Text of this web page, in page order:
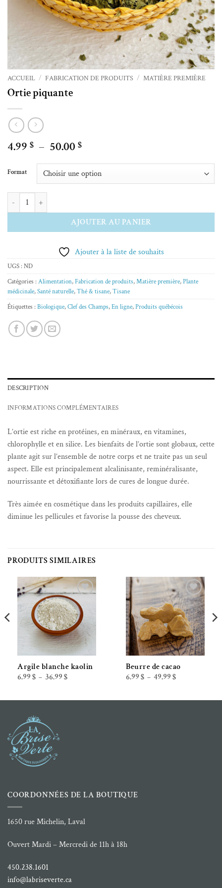
ACCUEIL / FABRICATION DE PRODUITS / MATIÈRE PREMIÈRE
Ortie piquante
4.99 $ – 50.00 $Plage
prix :
4.99 $
Format
quantité de Ortie piquante
AJOUTER AU PANIER
Alternative:
Ajouter à la liste de souhaits
UGS : ND
Catégories : Alimentation,Fabrication de produits,Matière première,Plante
médicinale,Santé naturelle,Thé & tisane,Tisane
Étiquettes : Biologique,Clef des Champs,En ligne,Produits québécois
DESCRIPTION
INFORMATIONS COMPLÉMENTAIRES
L’ortie est riche en protéines, en minéraux, en vitamines,
chlorophylle et en silice. Les bienfaits de l’ortie sont globaux, cette
plante agit sur l’ensemble de notre corps et ne traite pas un seul
aspect. Elle est principalement alcalinisante, reminéralisante,
nourrissante et détoxifiante lors de cures de longue durée.
Très aimée en cosmétique dans les produits capillaires, elle
diminue les pellicules et favorise la pousse des cheveux.
PRODUITS SIMILAIRES
Ajouter à la liste de souhaits
Argile blanche kaolin
6.99 $ – 36.99 $Plage
à
Ajouter à la liste de souhaits
Beurre de cacao
6.99 $ – 49.99 $Plage
à
COORDONNÉES DE LA BOUTIQUE
1650 rue Michelin, Laval
Ouvert Mardi – Mercredi de 11h à 18h
450.238.1601
info@labriseverte.ca